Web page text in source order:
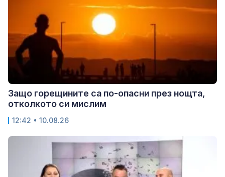
Защо горещините са по-опасни през нощта,
отколкото си мислим
12:42 • 10.08.26